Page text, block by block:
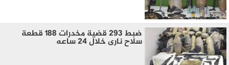
ضبط 293 قضية مخدرات 188 قطعة
سلاح نارى خلال 24 ساعه